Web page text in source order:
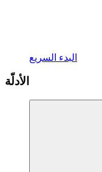
البدء السريع
الأدلّة